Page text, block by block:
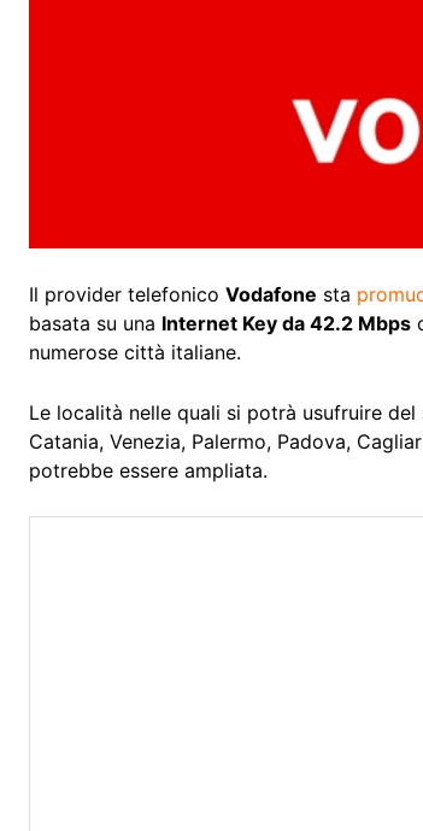
Il provider telefonico Vodafone sta
basata su una Internet Key da 42.2 Mbps
numerose città italiane.
Le località nelle quali si potrà usufruire
Catania, Venezia, Palermo, Padova,
potrebbe essere ampliata.